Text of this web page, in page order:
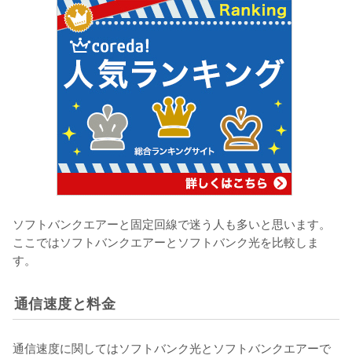
ソフトバンクエアーと固定回線で迷う人も多いと思います。
ここではソフトバンクエアーとソフトバンク光を比較しま
す。
通信速度と料金
通信速度に関してはソフトバンク光とソフトバンクエアーで